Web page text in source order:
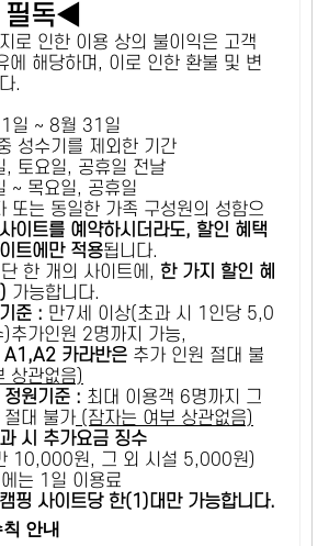
독◀
로 인한 이용 상의 불이익은 고객
에 해당하며, 이로 인한 환불 및 변
.
일 ~ 8월 31일
성수기를 제외한 기간
토요일, 공휴일 전날
~ 목요일, 공휴일
또는 동일한 가족 구성원의 성함으
이트를 예약하시더라도, 할인 혜택
트에만 적용됩니다.
한 개의 사이트에, 한 가지 할인 혜
가능합니다.
준 : 만7세 이상(초과 시 1인당 5,0
추가인원 2명까지 가능,
라반은 추가 인원 절대 불
상관없음)
원기준 : ​최대 이용객 6명까지 그
대 불가 (잠자는 여부 상관없음)
시 추가요금 징수
10,000원, 그 외 시설 5,000원)
는 1일 이용료
핑 사이트당 한(1)대만 가능합니다.
안내